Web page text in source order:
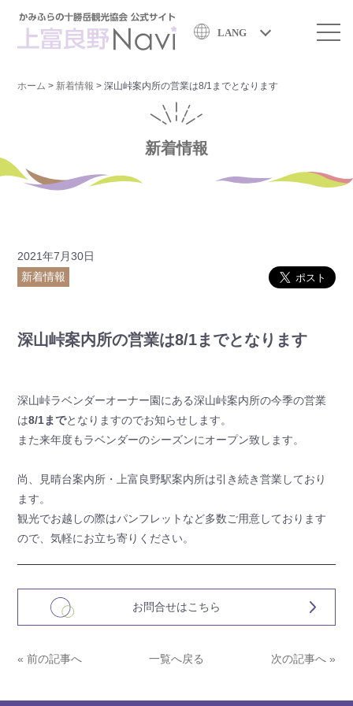
LANG
ホーム > 新着情報 >深山峠案内所の営業は8/1までとなります
新着情報
2021年7月30日
新着情報
深山峠案内所の営業は8/1までとなります
深山峠ラベンダーオーナー園にある深山峠案内所の今季の営業
は8/1までとなりますのでお知らせします。
また来年度もラベンダーのシーズンにオープン致します。
尚、見晴台案内所・上富良野駅案内所は引き続き営業しており
ます。
観光でお越しの際はパンフレットなど多数ご用意しております
ので、気軽にお立ち寄りください。
お問合せはこちら
« 前の記事へ 一覧へ戻る 次の記事へ »